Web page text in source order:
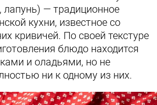
лапунь) — традиционное
кухни, известное со
кривичей. По своей текстуре
блюдо находится
и оладьями, но не
ни к одному из них.